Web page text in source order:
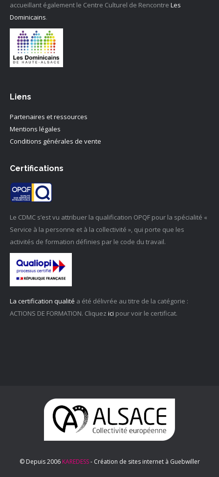
accueillant également le Centre Culturel de Rencontre Les
Dominicains.
Liens
Partenaires et ressources
Mentions légales
Conditions générales de vente
Certifications
Le CDMC s’est vu attribuer la qualification OPQF pour la spécialité «
Service à la personne et à la collectivité », qui porte que les
activités de formation définies par le code du travail.
La certification qualité a été délivrée au titre de la catégorie :
ACTIONS DE FORMATION. Cliquez ici pour voir le certificat.
© Depuis 2006KAREDESS- Création de sites internet à Guebwiller